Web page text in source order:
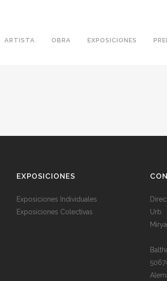
ARTISTA OBRA EXPOSICIONES
EXPOSICIONES
Exposiciones Individuales
Exposiciones Colectivas
Urb.